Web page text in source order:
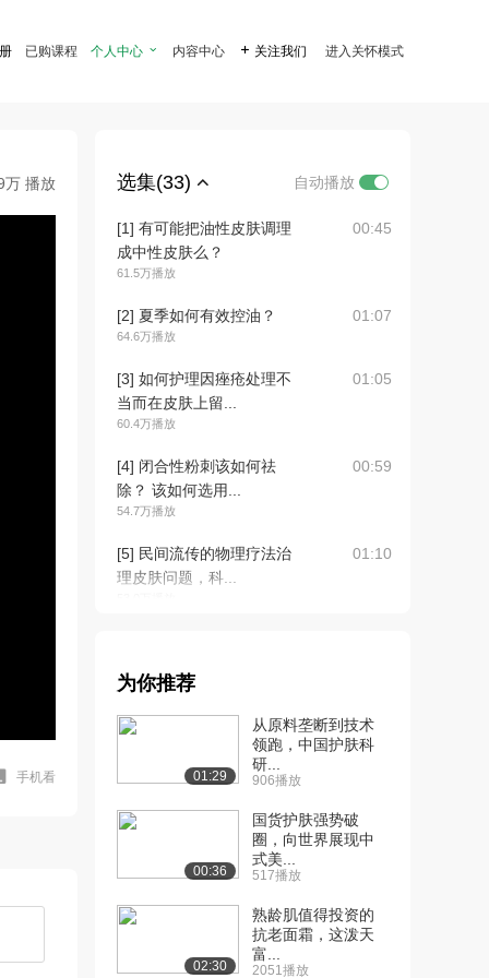
已购课程 个人中心  内容中心  关注我们 进入关怀模式
万 播放
手机看
选集(33) 自动播放
[1] 有可能把油性皮肤调理
成中性皮肤么？
61.5万播放
00:45
[2] 夏季如何有效控油？
64.6万播放
01:07
[3] 如何护理因痤疮处理不
当而在皮肤上留...
60.4万播放
01:05
[4] 闭合性粉刺该如何祛
除？ 该如何选用...
54.7万播放
00:59
[5] 民间流传的物理疗法治
理皮肤问题，科...
01:10
52.9万播放
[7] 为什么用了黑头贴以后
01:04
[8] 干性瘙痒皮肤是先天性
01:12
[9] 如何判断是缺水性干性
皮肤or缺油性...
为你推荐
01:29
从原料垄断到技术
领跑，中国护肤科
研...
906播放
00:36
国货护肤强势破
圈，向世界展现中
式美...
517播放
02:30
熟龄肌值得投资的
抗老面霜，这泼天
富...
2051播放